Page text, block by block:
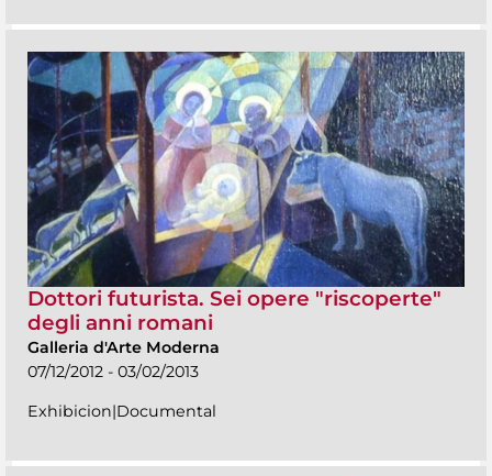
Dottori futurista. Sei opere "riscoperte"
degli anni romani
Galleria d'Arte Moderna
07/12/2012 - 03/02/2013
Exhibicion|Documental